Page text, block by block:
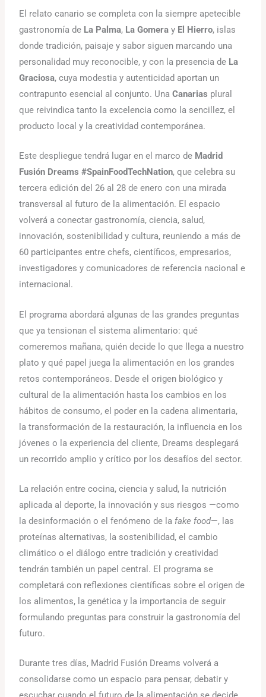
El relato canario se completa con la siempre apetecible
gastronomía de La Palma, La Gomera y El Hierro, islas
donde tradición, paisaje y sabor siguen marcando una
personalidad muy reconocible, y con la presencia de La
Graciosa, cuya modestia y autenticidad aportan un
contrapunto esencial al conjunto. UnaCanarias plural
que reivindica tanto la excelencia como la sencillez, el
producto local y la creatividad contemporánea.
Este despliegue tendrá lugar en el marco de Madrid
Fusión Dreams #SpainFoodTechNation, que celebra su
tercera edición del 26 al 28 de enero con una mirada
transversal al futuro de la alimentación. El espacio
volverá a conectar gastronomía, ciencia, salud,
innovación, sostenibilidad y cultura, reuniendo a más de
60 participantes entre chefs, científicos, empresarios,
investigadores y comunicadores de referencia nacional e
internacional.
El programa abordará algunas de las grandes preguntas
que ya tensionan el sistema alimentario: qué
comeremos mañana, quién decide lo que llega a nuestro
plato y qué papel juega la alimentación en los grandes
retos contemporáneos. Desde el origen biológico y
cultural de la alimentación hasta los cambios en los
hábitos de consumo, el poder en la cadena alimentaria,
la transformación de la restauración, la influencia en los
jóvenes o la experiencia del cliente, Dreams desplegará
un recorrido amplio y crítico por los desafíos del sector.
La relación entre cocina, ciencia y salud, la nutrición
aplicada al deporte, la innovación y sus riesgos —como
la desinformación o el fenómeno de la fake food—, las
proteínas alternativas, la sostenibilidad, el cambio
climático o el diálogo entre tradición y creatividad
tendrán también un papel central. El programa se
completará con reflexiones científicas sobre el origen de
los alimentos, la genética y la importancia de seguir
formulando preguntas para construir la gastronomía del
futuro.
Durante tres días, Madrid Fusión Dreams volverá a
consolidarse como un espacio para pensar, debatir y